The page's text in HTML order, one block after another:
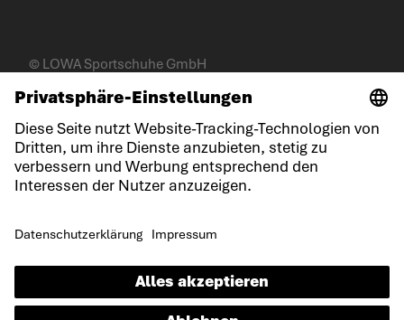
© LOWA Sportschuhe GmbH
Impressum
Datenschutz
Cookies
Gewinnspielbedingungen
Erklärung zur Barrierefreiheit